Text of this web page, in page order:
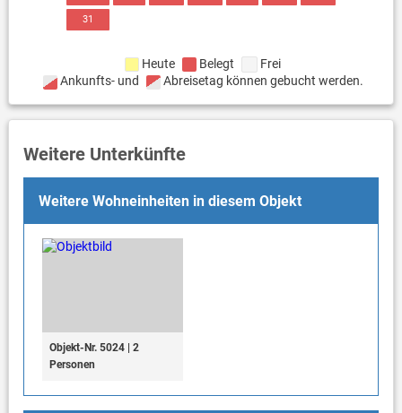
31
Heute Belegt
Frei
Ankunfts- und
Abreisetag können gebucht werden.
Weitere Unterkünfte
Weitere Wohneinheiten in diesem Objekt
Objekt-Nr. 5024 | 2
Personen